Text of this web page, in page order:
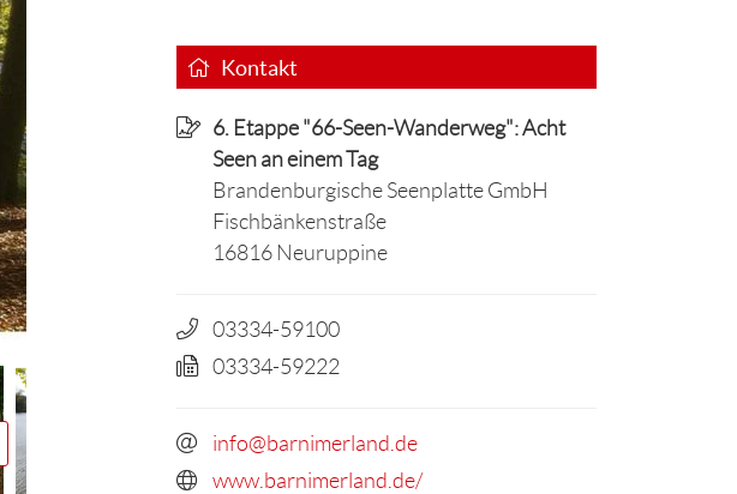
Kontakt
6. Etappe "66-Seen-Wanderweg": Acht
Seen an einem Tag
Brandenburgische Seenplatte GmbH
Fischbänkenstraße
16816 Neuruppine
03334-59100
03334-59222
info@barnimerland.de
www.barnimerland.de/